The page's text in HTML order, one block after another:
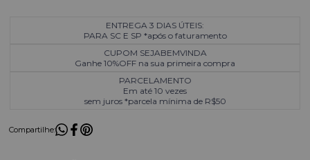
ENTREGA 3 DIAS ÚTEIS:
PARA SC E SP *após o faturamento
CUPOM SEJABEMVINDA
Ganhe 10%OFF na sua primeira compra
PARCELAMENTO
Em até 10 vezes
sem juros *parcela mínima de R$50
Compartilhe: